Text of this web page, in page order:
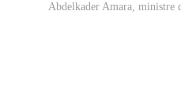
Abdelkader Amara, ministre